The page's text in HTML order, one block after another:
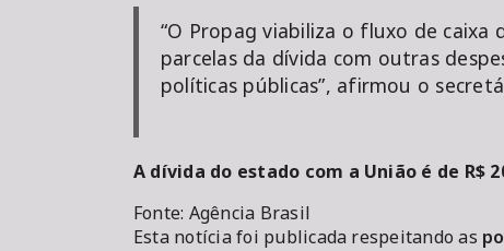
“O Propag viabiliza o fluxo de
parcelas da dívida com outras
políticas públicas”, afirmou o
A dívida do estado com a União é de R$
Fonte: Agência Brasil
Esta notícia foi publicada respeitando as